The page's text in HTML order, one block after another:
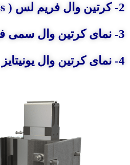
2- کرتین وال فریم لس ( frameless )
3- نمای کرتین وال سمی فریم لس
4- نمای کرتین وال یونیتایز